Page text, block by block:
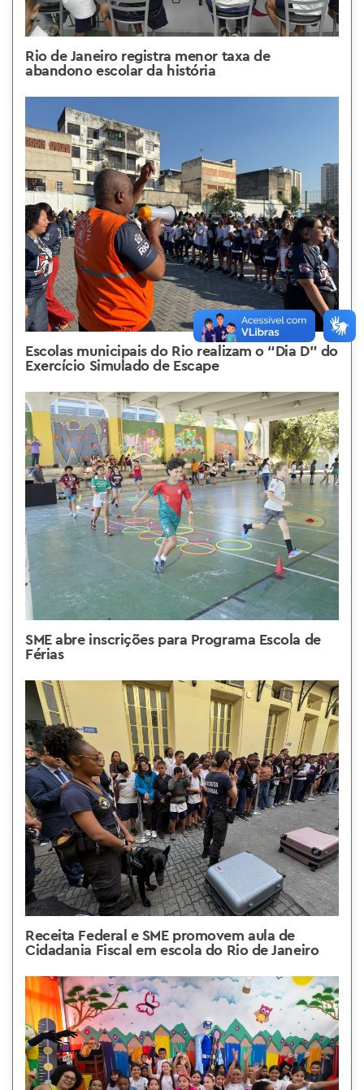
Rio de Janeiro registra menor taxa de
abandono escolar da história
Escolas municipais do Rio realizam o “Dia D” do
Exercício Simulado de Escape
SME abre inscrições para Programa Escola de
Férias
Receita Federal e SME promovem aula de
Cidadania Fiscal em escola do Rio de Janeiro